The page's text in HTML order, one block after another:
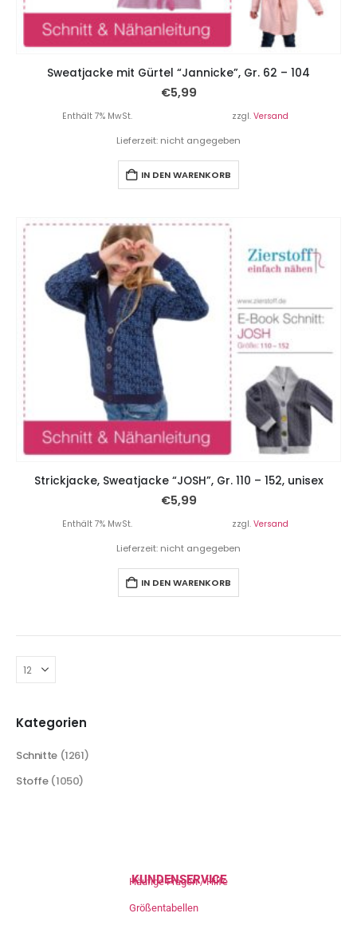
Sweatjacke mit Gürtel “Jannicke”, Gr. 62 – 104
€5,99
Enthält 7% MwSt. zzgl. Versand
Lieferzeit: nicht angegeben
IN DEN WARENKORB
Strickjacke, Sweatjacke “JOSH”, Gr. 110 – 152, unisex
€5,99
Enthält 7% MwSt. zzgl. Versand
Lieferzeit: nicht angegeben
IN DEN WARENKORB
Kategorien
Schnitte (1261)
Stoffe (1050)
KUNDENSERVICE
Häufige Fragen / Hilfe
Größentabellen